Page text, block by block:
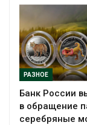
РАЗНОЕ
Банк России
в обращение
серебряные